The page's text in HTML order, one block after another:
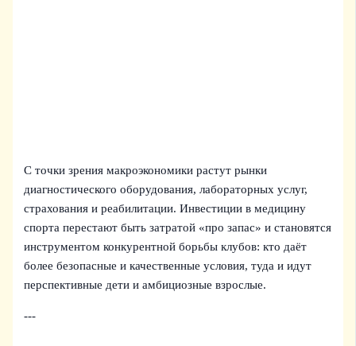
С точки зрения макроэкономики растут рынки
диагностического оборудования, лабораторных услуг,
страхования и реабилитации. Инвестиции в медицину
спорта перестают быть затратой «про запас» и становятся
инструментом конкурентной борьбы клубов: кто даёт
более безопасные и качественные условия, туда и идут
перспективные дети и амбициозные взрослые.
---